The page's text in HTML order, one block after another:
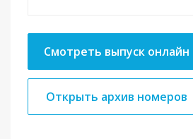
Смотреть выпуск онлайн
Открыть архив номеров